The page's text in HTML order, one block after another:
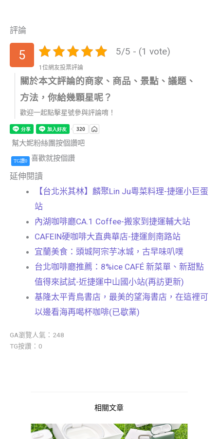
評論
5 5/5 - (1 vote)
1位網友投票評論
關於本文評論的商家、商品、景點、議題、
方法，你給幾顆星呢？
歡迎一起點擊星號參與評論唷！
幫大妮粉絲團按個讚吧
TG讚0 喜歡就按個讚
延伸閱讀
【台北米其林】麟聚Lin Ju粵菜料理-捷運小巨蛋
站
內湖咖啡廳CA.1 Coffee-搬家到捷運輔大站
CAFEIN硬咖啡大直典華店-捷運劍南路站
宜蘭美食：頭城阿宗芋冰城，古早味叭噗
台北咖啡廳推薦：8%ice CAFÉ 新菜單、新甜點
值得來試試-近捷運中山國小站(再訪更新)
基隆太平青鳥書店，最美的望海書店，在這裡可
以邊看海再喝杯咖啡(已歇業)
GA瀏覽人氣：248
TG按讚：0
相關文章